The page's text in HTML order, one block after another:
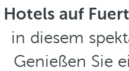
Hotels auf
in diesem
Genießen Sie